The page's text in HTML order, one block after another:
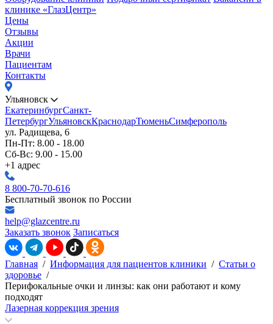
клинике «ГлазЦентр»
Цены
Отзывы
Акции
Врачи
Пациентам
Контакты
Ульяновск
ЕкатеринбургСанкт-
ПетербургУльяновскКраснодарТюменьСимферополь
ул. Радищева, 6
Пн-Пт: 8.00 - 18.00
Сб-Вс: 9.00 - 15.00
+1 адрес
8 800-70-70-616
Бесплатный звонок по России
help@glazcentre.ru
Заказать звонок Записаться
Главная / Информация для пациентов клиники / Статьи о
здоровье /
Перифокальные очки и линзы: как они работают и кому
подходят
Лазерная коррекция зрения